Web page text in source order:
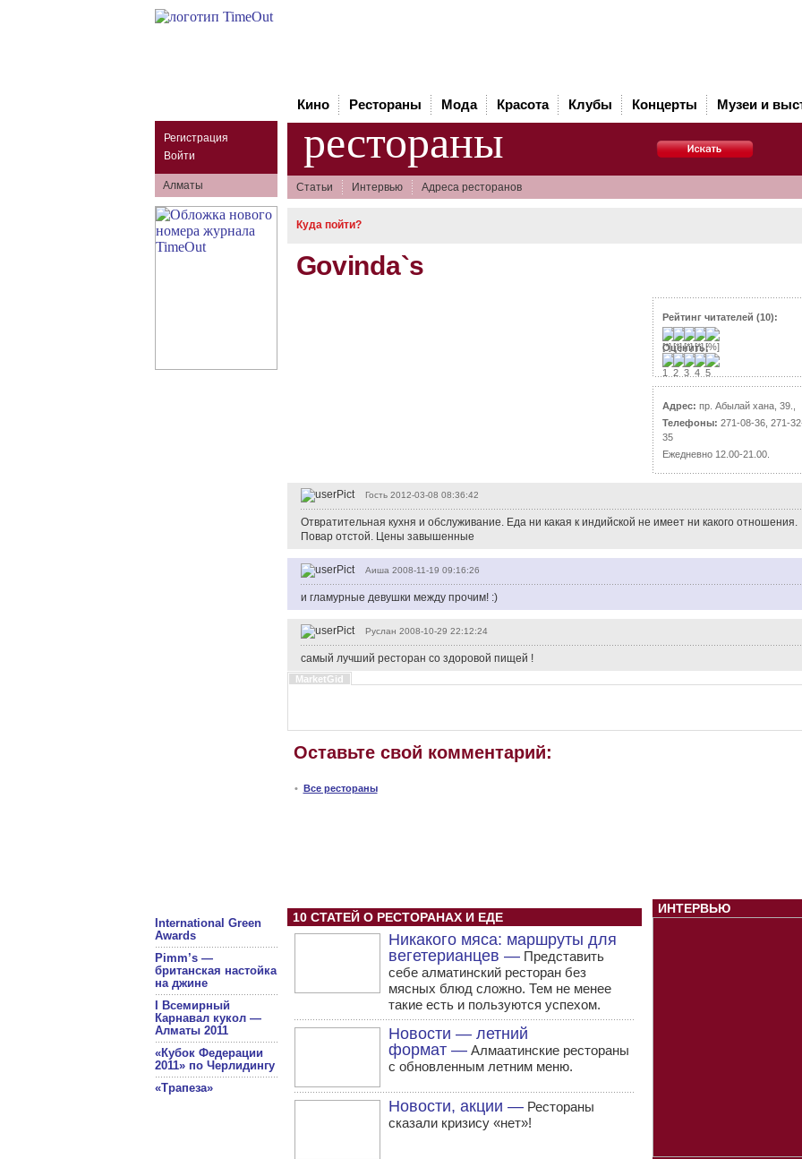
Регистрация
Войти
Алматы
International Green
Awards
Pimm’s —
британская настойка
на джине
I Всемирный
Карнавал кукол —
Алматы 2011
«Кубок Федерации
2011» по Черлидингу
«Трапеза»
Кино Рестораны Мода Красота Клубы Концерты Музеи и
рестораны
Статьи Интервью Адреса ресторанов
Куда пойти?
Govinda`s
Рейтинг читателей (10):
Оценить:
Адрес: пр. Абылай хана, 39.,
Телефоны: 271-08-36, 271-
35
Ежедневно 12.00-21.00.
Гость 2012-03-08 08:36:42
Отвратительная кухня и обслуживание. Еда ни какая к индийской не имеет ни какого отношения.
Повар отстой. Цены завышенные
Аиша 2008-11-19 09:16:26
и гламурные девушки между прочим! :)
Руслан 2008-10-29 22:12:24
самый лучший ресторан со здоровой пищей !
MarketGid
Оставьте свой комментарий:
• Все рестораны
10 СТАТЕЙ О РЕСТОРАНАХ И ЕДЕ
Никакого мяса: маршруты для
вегетерианцев —Представить
себе алматинский ресторан без
мясных блюд сложно. Тем не менее
такие есть и пользуются успехом.
Новости — летний
формат —Алмаатинские рестораны
с обновленным летним меню.
Новости, акции —Рестораны
сказали кризису «нет»!
ИНТЕРВЬЮ